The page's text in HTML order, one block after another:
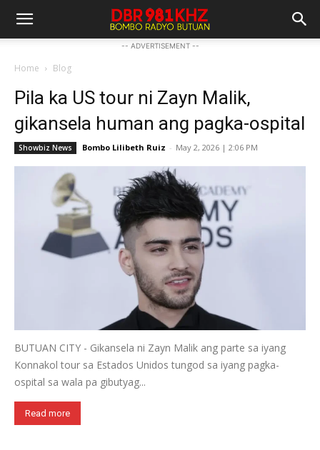
-- ADVERTISEMENT --
Home Blog
Pila ka US tour ni Zayn Malik,
gikansela human ang pagka-ospital
Showbiz News Bombo Lilibeth Ruiz - May 2, 2026 | 2:06 PM
BUTUAN CITY - Gikansela ni Zayn Malik ang parte sa iyang
Konnakol tour sa Estados Unidos tungod sa iyang pagka-
ospital sa wala pa gibutyag...
Read more